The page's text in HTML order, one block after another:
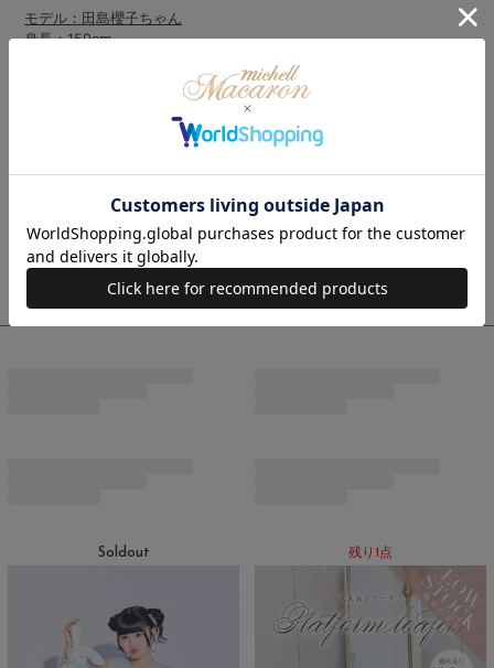
モデル：田島櫻子ちゃん
身長：159cm
モデル：瀬乃真帆子ちゃん
着用サイズ：XSサイズ
Soldout 残り1点